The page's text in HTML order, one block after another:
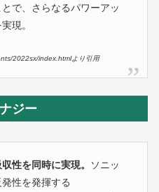
で、さらなるパワーアッ
現。
2022sx/index.htmlより引用
ジー
性を同時に実現。
ソニッ
性を発揮する